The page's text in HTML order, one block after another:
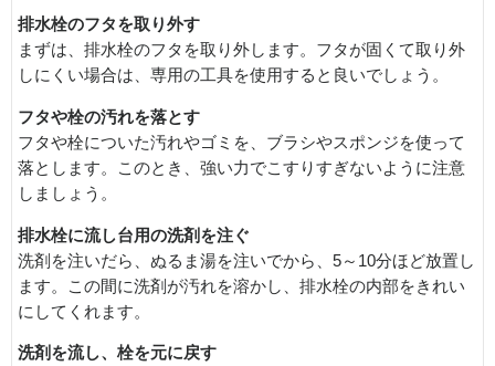
排水栓のフタを取り外す
まずは、排水栓のフタを取り外します。フタが固くて取り外
しにくい場合は、専用の工具を使用すると良いでしょう。
フタや栓の汚れを落とす
フタや栓についた汚れやゴミを、ブラシやスポンジを使って
落とします。このとき、強い力でこすりすぎないように注意
しましょう。
排水栓に流し台用の洗剤を注ぐ
洗剤を注いだら、ぬるま湯を注いでから、5～10分ほど放置し
ます。この間に洗剤が汚れを溶かし、排水栓の内部をきれい
にしてくれます。
洗剤を流し、栓を元に戻す